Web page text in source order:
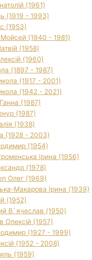
(1961)
(1919 - 1993)
(1953)
(1940 - 1981)
(1958)
(1960)
(1897 - 1987)
(1917 - 2001)
(1942 - 2021)
(1987)
(1987)
(1938)
(1928 - 2003)
(1954)
Ірина (1956)
(1978)
Олег (1969)
Макарова Ірина (1939)
(1952)
В`ячеслав (1950)
Олексій (1957)
(1927 - 1999)
(1952 - 2008)
(1959)